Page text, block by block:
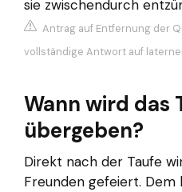
sie zwischendurch
Antrag auf Entfernung der
vollständige Antwort auf
Wann wird das
übergeben?
Direkt nach der Taufe
Freunden gefeiert. Dem